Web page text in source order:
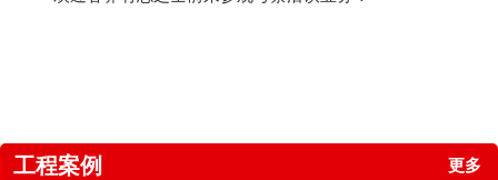
工程案例 更多